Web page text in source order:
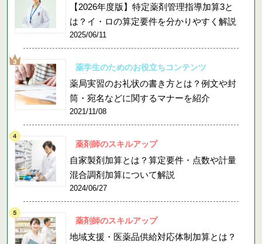
【2026年度版】特定薬剤管理指導加算3と
は？イ・ロの算定要件を分かりやすく解説
2025/06/11
薬学生のためのお役立ちコンテンツ
薬局実習のお礼状の書き方とは？例文や封
筒・宛名などに関するマナーを紹介
2021/11/08
薬剤師のスキルアップ
自家製剤加算とは？算定要件・点数や計量
混合調剤加算について解説
2024/06/27
薬剤師のスキルアップ
地域支援・医薬品供給対応体制加算とは？